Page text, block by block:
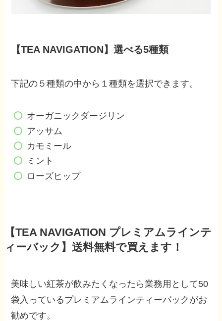
【TEA NAVIGATION】選べる5種類
下記の５種類の中から１種類を選択できます。
オーガニックダージリン
アッサム
カモミール
ミント
ローズヒップ
【TEA NAVIGATION プレミアムラインテ
ィーバック】送料無料で買えます！
美味しい紅茶が飲みたくなったら業務用として50
袋入っているプレミアムラインティーバックがお
勧めです。